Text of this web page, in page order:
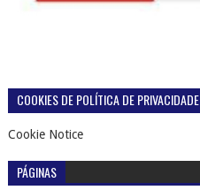
COOKIES DE POLÍTICA DE PRIVACIDADE
Cookie Notice
PÁGINAS